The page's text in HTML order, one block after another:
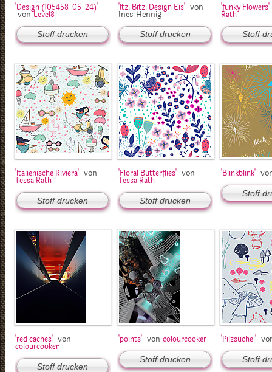
'Design (105458-05-24)'
vonLevel8
Stoff drucken
'Itzi Bitzi Design Eis' von
Ines Hennig
Stoff drucken
'funky Flowers'
Rath
Stoff
'Italienische Riviera' von
Tessa Rath
Stoff drucken
'Floral Butterflies' von
Tessa Rath
Stoff drucken
'Blinkblink'
Stoff
'red caches' von
colourcooker
Stoff drucken
'points' von colourcooker
Stoff drucken
'Pilzsuche '
Stoff